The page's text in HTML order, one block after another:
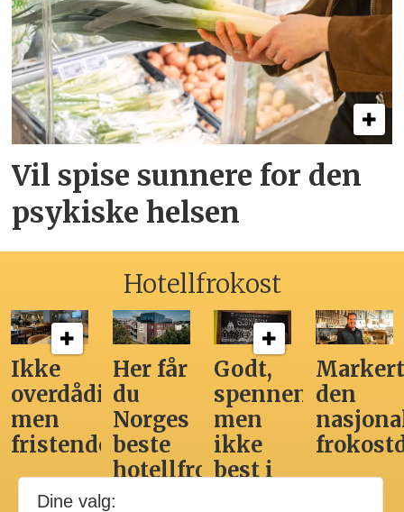
Vil spise sunnere for den
psykiske helsen
Hotellfrokost
Ikke
overdådig,
men
fristende
Her får
du
Norges
beste
hotellfrokost
Godt,
spennende,
men
ikke
best i
den
Dine valg: